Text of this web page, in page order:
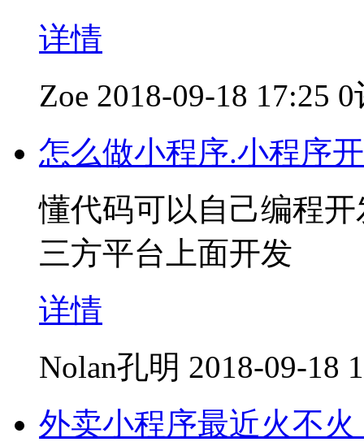
详情
Zoe 2018-09-18 17:25 0
怎么做小程序.小程序
懂代码可以自己编程
三方平台上面开发
详情
Nolan孔明 2018-09-18
外卖小程序最近火不